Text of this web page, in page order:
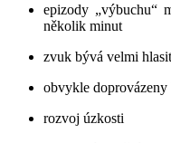
epizody „výbuchu“
několik minut
zvuk bývá velmi
obvykle doprovázeny
rozvoj úzkosti